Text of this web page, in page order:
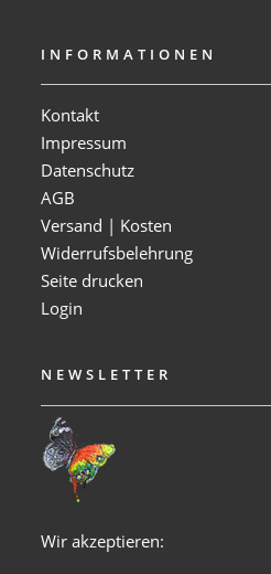
INFORMATIONEN
Kontakt
Impressum
Datenschutz
AGB
Versand | Kosten
Widerrufsbelehrung
Seite drucken
Login
NEWSLETTER
Wir akzeptieren: